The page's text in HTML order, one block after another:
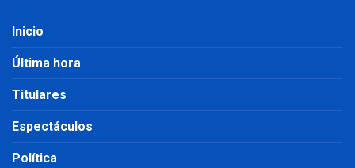
Inicio
Última hora
Titulares
Espectáculos
Política